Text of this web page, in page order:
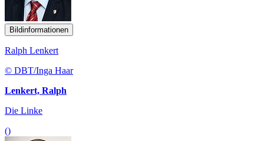
Bildinformationen
Ralph Lenkert
© DBT/Inga Haar
Lenkert, Ralph
Die Linke
()